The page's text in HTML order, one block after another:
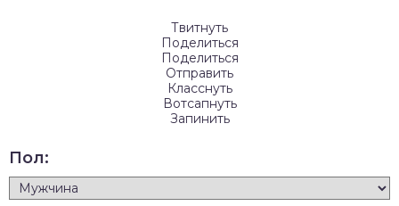
Твитнуть
Поделиться
Поделиться
Отправить
Класснуть
Вотсапнуть
Запинить
Пол: